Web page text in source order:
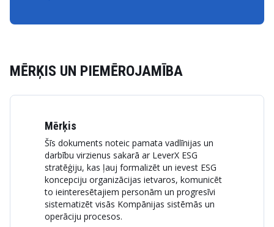
MĒRĶIS UN PIEMĒROJAMĪBA
Mērķis
Šīs dokuments noteic pamata vadlīnijas un
darbību virzienus sakarā ar LeverX ESG
stratēģiju, kas ļauj formalizēt un ievest ESG
koncepciju organizācijas ietvaros, komunicēt
to ieinteresētajiem personām un progresīvi
sistematizēt visās Kompānijas sistēmās un
operāciju procesos.